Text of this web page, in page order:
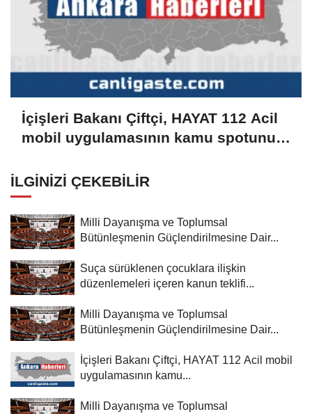
İçişleri Bakanı Çiftçi, HAYAT 112 Acil
mobil uygulamasının kamu spotunu
İLGINIZI ÇEKEBILIR
Milli Dayanışma ve Toplumsal
Bütünleşmenin Güçlendirilmesine Dair...
Suça sürüklenen çocuklara ilişkin
düzenlemeleri içeren kanun teklifi...
Milli Dayanışma ve Toplumsal
Bütünleşmenin Güçlendirilmesine Dair...
İçişleri Bakanı Çiftçi, HAYAT 112 Acil mobil
uygulamasının kamu...
Milli Dayanışma ve Toplumsal